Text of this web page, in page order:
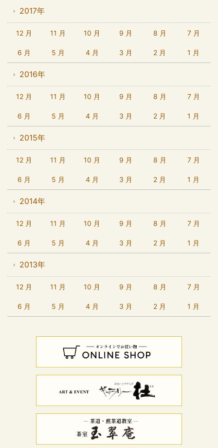
2017年
12 月 11 月 10 月 9 月 8 月 7 月
6 月 5 月 4 月 3 月 2 月 1 月
2016年
12 月 11 月 10 月 9 月 8 月 7 月
6 月 5 月 4 月 3 月 2 月 1 月
2015年
12 月 11 月 10 月 9 月 8 月 7 月
6 月 5 月 4 月 3 月 2 月 1 月
2014年
12 月 11 月 10 月 9 月 8 月 7 月
6 月 5 月 4 月 3 月 2 月 1 月
2013年
12 月 11 月 10 月 9 月 8 月 7 月
6 月 5 月 4 月 3 月 2 月 1 月